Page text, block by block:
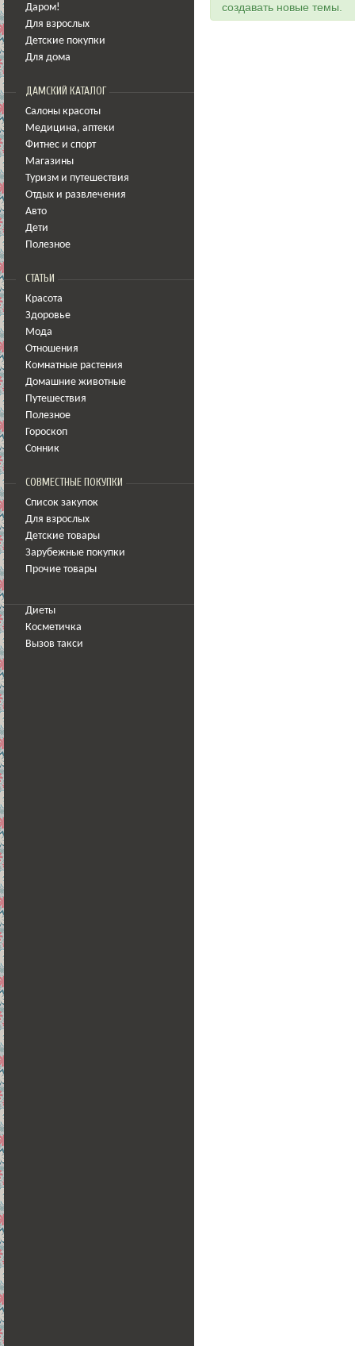
Даром!
Для взрослых
Детские покупки
Для дома
ДАМСКИЙ КАТАЛОГ
Салоны красоты
Медицина, аптеки
Фитнес и спорт
Магазины
Туризм и путешествия
Отдых и развлечения
Авто
Дети
Полезное
СТАТЬИ
Красота
Здоровье
Мода
Отношения
Комнатные растения
Домашние животные
Путешествия
Полезное
Гороскоп
Сонник
СОВМЕСТНЫЕ ПОКУПКИ
Список закупок
Для взрослых
Детские товары
Зарубежные покупки
Прочие товары
Диеты
Косметичка
Вызов такси
создавать новые темы.